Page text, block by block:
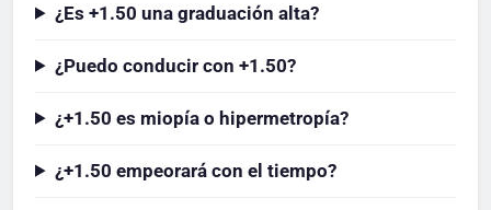
¿Es +1.50 una graduación alta?
¿Puedo conducir con +1.50?
¿+1.50 es miopía o hipermetropía?
¿+1.50 empeorará con el tiempo?